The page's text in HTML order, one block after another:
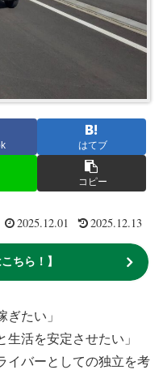
はてブ
コピー
2025.12.01 2025.12.13
ちら！】
ぎたい」
生活を安定させたい」
イバーとしての独立を考